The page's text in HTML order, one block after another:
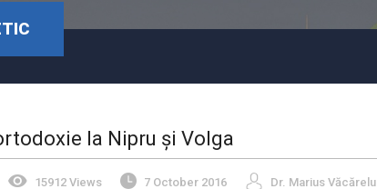
la Nipru și Volga
15912 Views 7 October 2016 Dr. Marius Văcărelu